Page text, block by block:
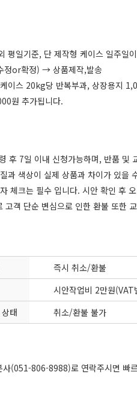
평일기준, 단 제작형 케이스 일주일
or확정) → 상품제작,발송
이스 20kg당 반복부과, 상장용지
원 추가됩니다.
후 7일 이내 신청가능하며, 반품 및
과 색상이 실제 상품과 차이가 있
체크는 필수 입니다. 시안 확인 후
고객 단순 변심으로 인한 환불 또한
즉시 취소/환불
시안작업비 2만원
태
취소/환불 불가
(051-806-8988)로 연락주시면 빠